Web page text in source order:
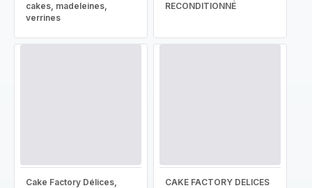
cakes, madeleines,
verrines
RECONDITIONNÉ
Cake Factory Délices,
CAKE FACTORY DELICES